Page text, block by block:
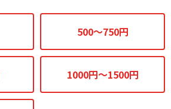
500～750円
1000円～1500円